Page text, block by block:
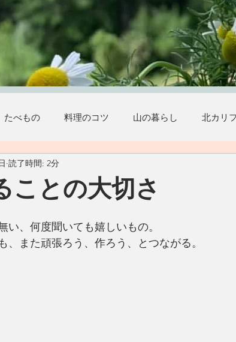
たべもの 料理のコツ 山の暮らし 北カリ
おうちごはん
ことの大切さ
読了時間: 2分
、何度聞いても嬉しいもの。
、また頑張ろう、作ろう、とつながる。